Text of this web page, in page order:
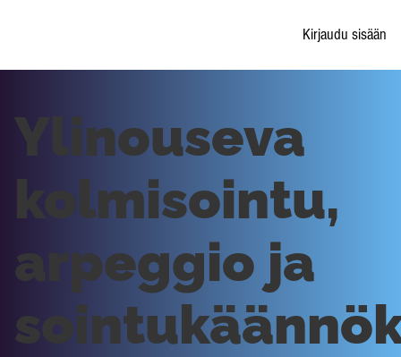
Kirjaudu sisään
Ylinouseva
kolmisointu,
arpeggio ja